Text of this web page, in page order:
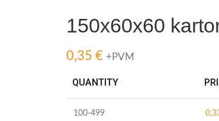
150x60x60
0,35 € +PVM
QUANTITY
100-499